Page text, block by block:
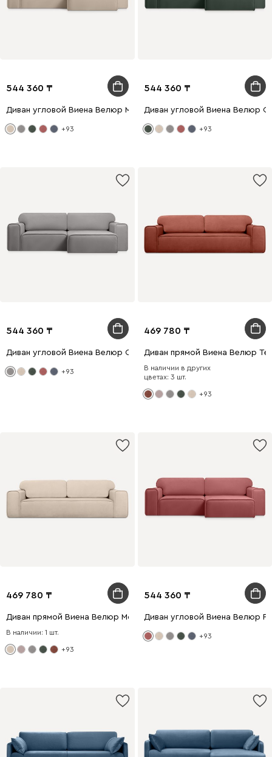
544 360
Диван угловой Виена Велюр Молочный
+93
544 360
Диван угловой Виена Велюр
+93
544 360
Диван угловой Виена Велюр Светло-серый
+93
469 780
Диван прямой Виена Велюр
В наличии в других
цветах: 3 шт.
+93
469 780
Диван прямой Виена Велюр Молочный
В наличии: 1 шт.
+93
544 360
Диван угловой Виена Велюр
+93